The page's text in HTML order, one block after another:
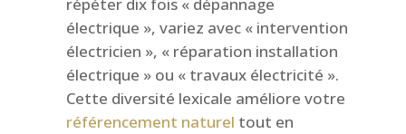
répéter dix fois « dépannage
électrique », variez avec « intervention
électricien », « réparation installation
électrique » ou « travaux électricité ».
Cette diversité lexicale améliore votre
référencement naturel tout en